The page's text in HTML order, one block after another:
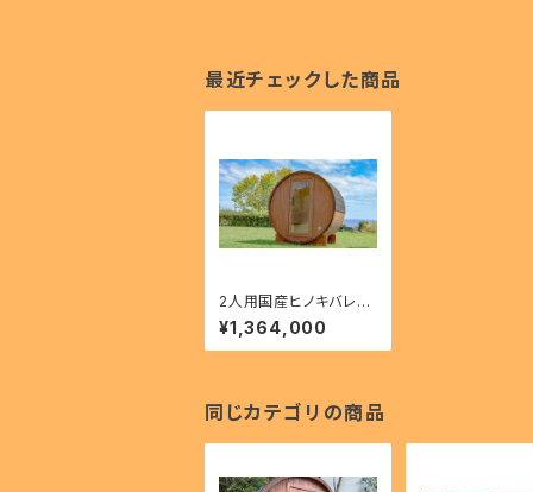
最近チェックした商品
2人用国産ヒノキバレル
サウナ（サウナ本体の
み）
¥1,364,000
同じカテゴリの商品